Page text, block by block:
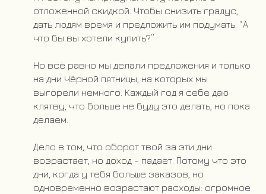
отложенной скидкой. Чтобы снизить градус,
дать людям время и предложить им подумать: “А
что бы вы хотели купить?”
Но всё равно мы делали предложения и только
на дни Чёрной пятницы, на которых мы
выгорели немного. Каждый год я себе даю
клятву, что больше не буду это делать, но пока
делаем.
Дело в том, что оборот твой за эти дни
возрастает, но доход - падает. Потому что это
дни, когда у тебя больше заказов, но
одновременно возрастают расходы: огромное